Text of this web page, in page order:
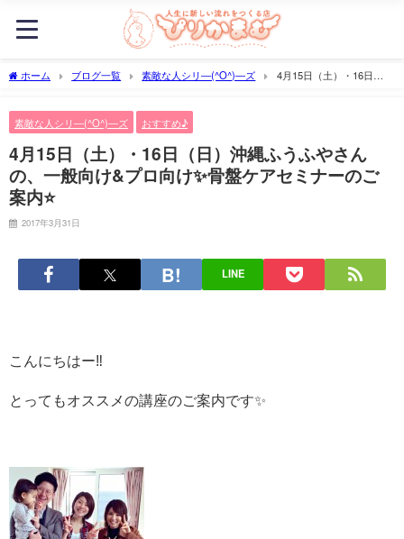
ホーム ブログ一覧 素敵な人シリ―(^O^)―ズ
4月15日（土）・16日
素敵な人シリ―(^O^)―ズ おすすめ♪
4月15日（土）・16日（日）沖縄ふうふやさん
の、一般向け&プロ向け✨骨盤ケアセミナーのご
案内⭐️
2017年3月31日
LINE
こんにちはー‼️
とってもオススメの講座のご案内です✨